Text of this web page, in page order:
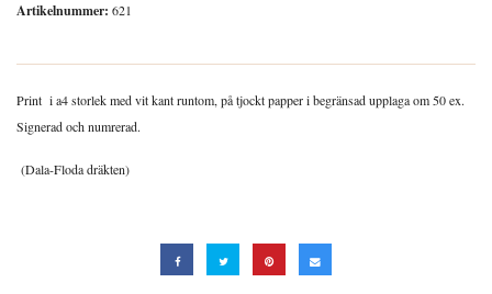
Artikelnummer: 621
Print i a4 storlek med vit kant runtom, på tjockt papper i begränsad upplaga om 50 ex.
Signerad och numrerad.
(Dala-Floda dräkten)